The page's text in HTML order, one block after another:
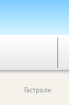
Гастроли